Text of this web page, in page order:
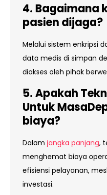
4. Bagaimana
pasien dijaga?
Melalui sistem enkripsi
data medis di simpan
diakses oleh pihak
5. Apakah
Untuk
biaya?
Dalam jangka panjang,
menghemat biaya
efisiensi pelayanan,
investasi.